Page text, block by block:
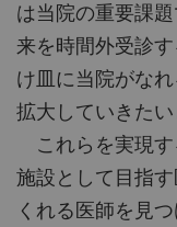
は当院の重要課
来を時間外受診
け皿に当院がな
拡大していきたい
これらを実現す
施設として目指
くれる医師を見